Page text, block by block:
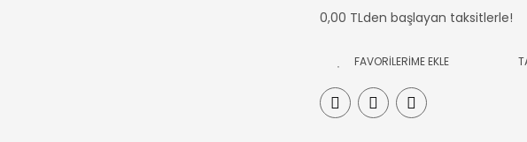
0,00 TLden başlayan taksitlerle!